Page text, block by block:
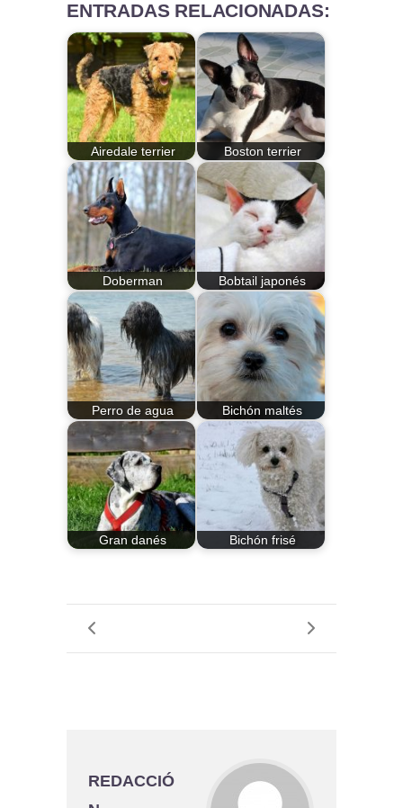
ENTRADAS RELACIONADAS:
Airedale terrier Boston terrier
Doberman Bobtail japonés
Perro de agua Bichón maltés
Gran danés Bichón frisé
REDACCIÓ